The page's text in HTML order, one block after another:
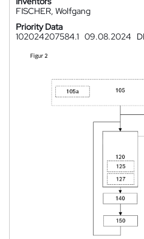
FISCHER, Wolfgang
Priority Data
102024207584.1 09.08.2024